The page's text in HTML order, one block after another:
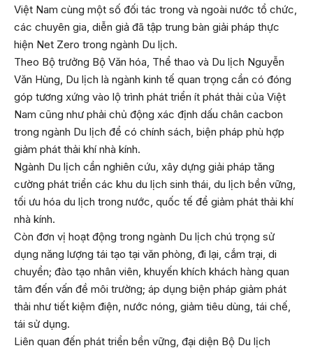
Việt Nam cùng một số đối tác trong và ngoài nước tổ chức,
các chuyên gia, diễn giả đã tập trung bàn giải pháp thực
hiện Net Zero trong ngành Du lịch.
Theo Bộ trưởng Bộ Văn hóa, Thể thao và Du lịch Nguyễn
Văn Hùng, Du lịch là ngành kinh tế quan trọng cần có đóng
góp tương xứng vào lộ trình phát triển ít phát thải của Việt
Nam cũng như phải chủ động xác định dấu chân cacbon
trong ngành Du lịch để có chính sách, biện pháp phù hợp
giảm phát thải khí nhà kính.
Ngành Du lịch cần nghiên cứu, xây dựng giải pháp tăng
cường phát triển các khu du lịch sinh thái, du lịch bền vững,
tối ưu hóa du lịch trong nước, quốc tế để giảm phát thải khí
nhà kính.
Còn đơn vị hoạt động trong ngành Du lịch chú trọng sử
dụng năng lượng tái tạo tại văn phòng, đi lại, cắm trại, di
chuyển; đào tạo nhân viên, khuyến khích khách hàng quan
tâm đến vấn đề môi trường; áp dụng biện pháp giảm phát
thải như tiết kiệm điện, nước nóng, giảm tiêu dùng, tái chế,
tái sử dụng.
Liên quan đến phát triển bền vững, đại diện Bộ Du lịch